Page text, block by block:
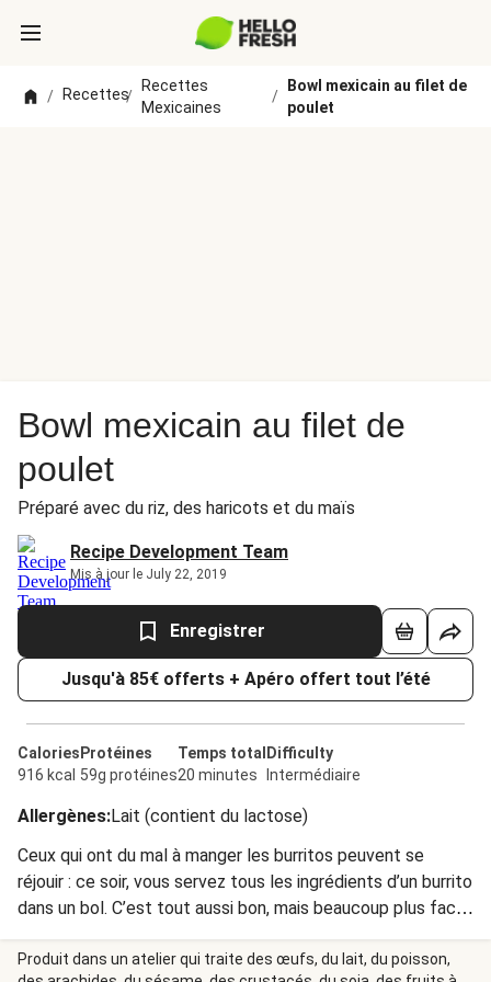
/ Recettes/
Recettes
Mexicaines
/
Bowl mexicain au filet de
poulet
Bowl mexicain au filet de
poulet
Préparé avec du riz, des haricots et du maïs
Recipe Development Team
Mis à jour le July 22, 2019
Enregistrer
Jusqu'à 85€ offerts + Apéro offert tout l’été
Calories
916 kcal
Protéines
59g protéines
Temps total
20 minutes
Difficulty
Intermédiaire
Allergènes:Lait (contient du lactose)
Ceux qui ont du mal à manger les burritos peuvent se
réjouir : ce soir, vous servez tous les ingrédients d’un burrito
dans un bol. C’est tout aussi bon, mais beaucoup plus facile
à manger. Le poulet est assaisonné avec des épices
guadalajara, un mélange typiquement mexicain composé
Produit dans un atelier qui traite des œufs, du lait, du poisson,